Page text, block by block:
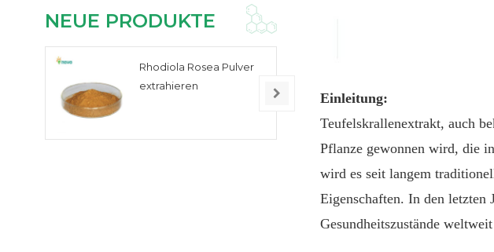
Einleitung:
Teufelskrallenextrakt, auch
Pflanze gewonnen wird, die
wird es seit langem
Eigenschaften. In den letzten
Gesundheitszustände
NEUE PRODUKTE
Rhodiola Rosea Pulver
extrahieren